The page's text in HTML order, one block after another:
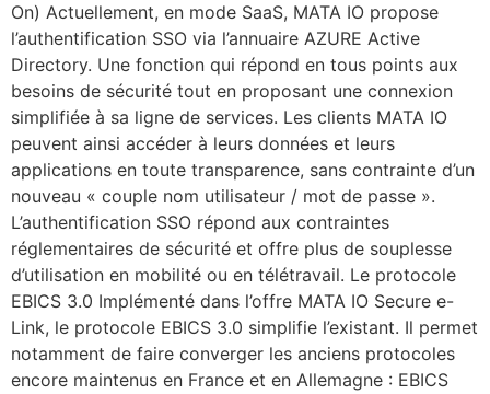
On) Actuellement, en mode SaaS, MATA IO propose
l’authentification SSO via l’annuaire AZURE Active
Directory. Une fonction qui répond en tous points aux
besoins de sécurité tout en proposant une connexion
simplifiée à sa ligne de services. Les clients MATA IO
peuvent ainsi accéder à leurs données et leurs
applications en toute transparence, sans contrainte d’un
nouveau « couple nom utilisateur / mot de passe ».
L’authentification SSO répond aux contraintes
réglementaires de sécurité et offre plus de souplesse
d’utilisation en mobilité ou en télétravail. Le protocole
EBICS 3.0 Implémenté dans l’offre MATA IO Secure e-
Link, le protocole EBICS 3.0 simplifie l’existant. Il permet
notamment de faire converger les anciens protocoles
encore maintenus en France et en Allemagne : EBICS